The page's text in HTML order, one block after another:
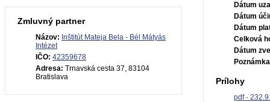
Zmluvný partner
Názov: Inštitút Mateja Bela - Bél Mátyás
Intézet
IČO: 42359678
Adresa: Trnavská cesta 37, 83104
Bratislava
Dátum
Dátum
Dátum
Celková
Dátum
Prílohy
pdf -